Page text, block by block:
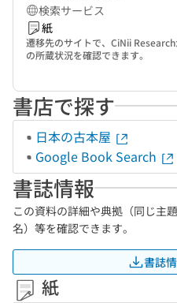
検索サービス
紙
遷移先のサイトで、CiNii
の所蔵状況を確認できます。
書店で探す
日本の古本屋
Google Book Search
書誌情報
この資料の詳細や典拠（同じ主
名）等を確認できます。
書誌
紙